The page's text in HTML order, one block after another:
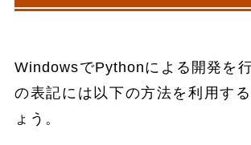
WindowsでPythonによる開発を
の表記には以下の方法を利用す
ょう。